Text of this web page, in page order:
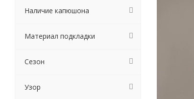
Наличие капюшона
Материал подкладки
Сезон
Узор